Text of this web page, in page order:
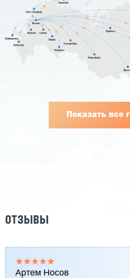
Показать все
ОТЗЫВЫ
Артем Носов